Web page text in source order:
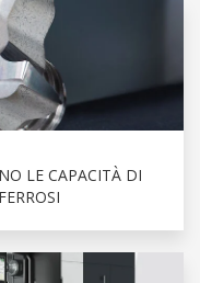
LE CAPACITÀ DI